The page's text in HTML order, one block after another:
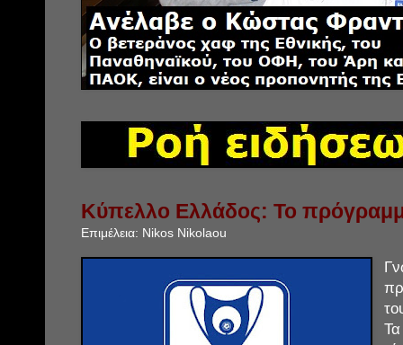
Κύπελλο Ελλάδος: Το
Επιμέλεια: Nikos Nikolaou